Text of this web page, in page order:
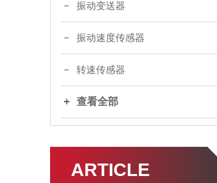
振动变送器
振动速度传感器
转速传感器
查看全部
ARTICLE